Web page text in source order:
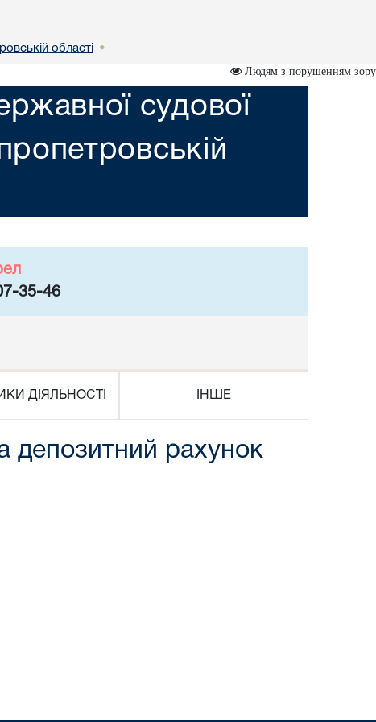
областi
•
Людям з порушенням зору
судової
35-46
ДІЯЛЬНОСТІ ІНШЕ
депозитний рахунок